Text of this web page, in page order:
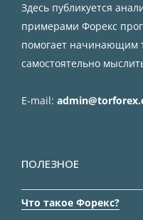
Здесь публикуется
примерами Форекс
помогает начинающим
самостоятельно
E-mail:
ПОЛЕЗНОЕ
Что такое Форекс?